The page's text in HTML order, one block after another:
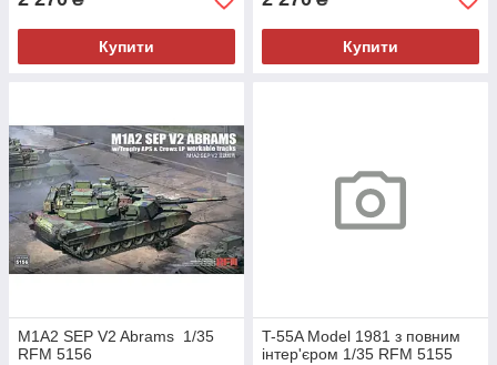
Купити Купити
M1A2 SEP V2 Abrams 1/35
RFM 5156
T-55A Model 1981 з повним
інтер'єром 1/35 RFM 5155